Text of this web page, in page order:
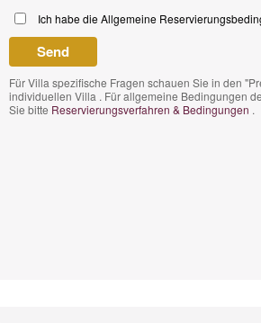
Ich habe die Allgemeine
Für Villa spezifische Fragen schauen Sie in den
individuellen Villa . Für allgemeine Bedingungen
Sie bitte Reservierungsverfahren & Bedingungen .